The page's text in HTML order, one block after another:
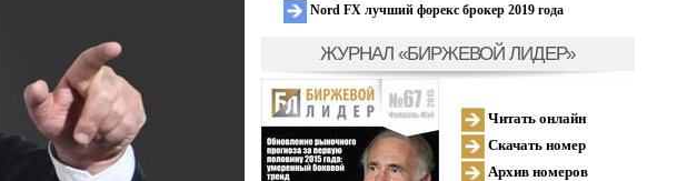
Nord FX лучший форекс брокер 2019 года
ЖУРНАЛ «БИРЖЕВОЙ ЛИДЕР»
Читать онлайн
Скачать номер
Архив номеров